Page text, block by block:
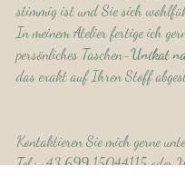
stimmig ist und Sie sich
In meinem Atelier fertige ich
persönliches Taschen-Unikat
das exakt auf Ihren Stoff
Kontaktieren Sie mich gerne
Tel.: +43 699 15044115 oder